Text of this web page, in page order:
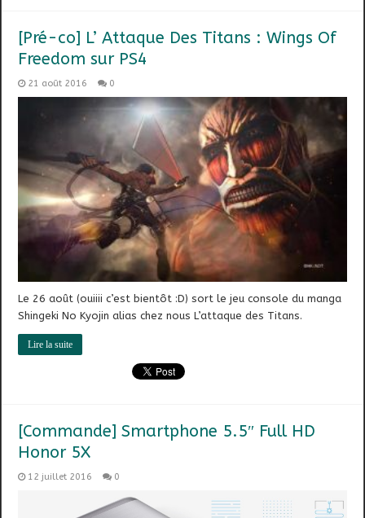
[Pré-co] L’ Attaque Des Titans : Wings Of
Freedom sur PS4
21 août 2016 0
Le 26 août (ouiiii c’est bientôt :D) sort le jeu console du manga
Shingeki No Kyojin alias chez nous L’attaque des Titans.
Lire la suite
[Commande] Smartphone 5.5″ Full HD
Honor 5X
12 juillet 2016 0